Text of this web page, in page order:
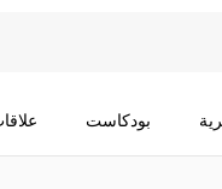
بودكاست